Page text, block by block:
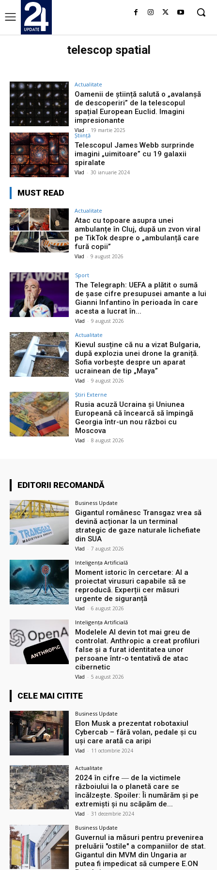
telescop spatial
Actualitate
Oamenii de știință salută o „avalanșă
de descoperiri” de la telescopul
spațial European Euclid. Imagini
impresionante
Vlad - 19 martie 2025
Știință
Telescopul James Webb surprinde
imagini „uimitoare” cu 19 galaxii
spiralate
Vlad - 30 ianuarie 2024
MUST READ
Actualitate
Atac cu topoare asupra unei
ambulanțe în Cluj, după un zvon viral
pe TikTok despre o „ambulanță care
fură copii”
Vlad - 9 august 2026
Sport
The Telegraph: UEFA a plătit o sumă
de șase cifre presupusei amante a lui
Gianni Infantino în perioada în care
acesta a lucrat în...
Vlad - 9 august 2026
Actualitate
Kievul susține că nu a vizat Bulgaria,
după explozia unei drone la graniță.
Sofia vorbește despre un aparat
ucrainean de tip „Maya”
Vlad - 9 august 2026
Știri Externe
Rusia acuză Ucraina și Uniunea
Europeană că încearcă să împingă
Georgia într-un nou război cu
Moscova
Vlad - 8 august 2026
EDITORII RECOMANDĂ
Business Update
Gigantul românesc Transgaz vrea să
devină acționar la un terminal
strategic de gaze naturale lichefiate
din SUA
Vlad - 7 august 2026
Inteligența Artificială
Moment istoric în cercetare: AI a
proiectat virusuri capabile să se
reproducă. Experții cer măsuri
urgente de siguranță
Vlad - 6 august 2026
Inteligența Artificială
Modelele AI devin tot mai greu de
controlat. Anthropic a creat profiluri
false și a furat identitatea unor
persoane într-o tentativă de atac
cibernetic
Vlad - 5 august 2026
CELE MAI CITITE
Business Update
Elon Musk a prezentat robotaxiul
Cyberсab – fără volan, pedale și cu
uși care arată ca aripi
Vlad - 11 octombrie 2024
Actualitate
2024 în cifre ― de la victimele
războiului la o planetă care se
încălzește. Spoiler: Îi numărăm și pe
extremiști și nu scăpăm de...
Vlad - 31 decembrie 2024
Business Update
Guvernul ia măsuri pentru prevenirea
preluării ″ostile″ a companiilor de stat.
Gigantul din MVM din Ungaria ar
putea fi impedicat să cumpere E.ON